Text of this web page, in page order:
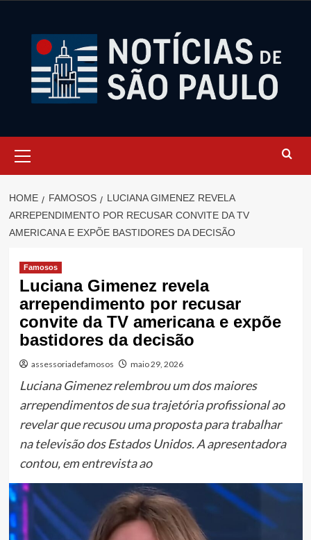
Menu
HOME FAMOSOS
LUCIANA GIMENEZ REVELA
ARREPENDIMENTO POR RECUSAR CONVITE DA TV
AMERICANA E EXPÕE BASTIDORES DA DECISÃO
Famosos
Luciana Gimenez revela
arrependimento por recusar
convite da TV americana e expõe
bastidores da decisão
assessoriadefamosos maio 29, 2026
Luciana Gimenez relembrou um dos maiores
arrependimentos de sua trajetória profissional ao
revelar que recusou uma proposta para trabalhar
na televisão dos Estados Unidos. A apresentadora
contou, em entrevista ao